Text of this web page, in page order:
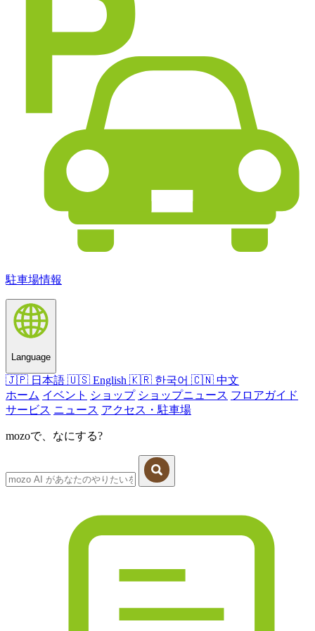
駐車場情報
Language
🇯🇵 日本語 🇺🇸 English 🇰🇷 한국어 🇨🇳 中文
ホーム イベント ショップ ショップニュース フロアガイド
サービス ニュース アクセス・駐車場
mozoで、なにする?